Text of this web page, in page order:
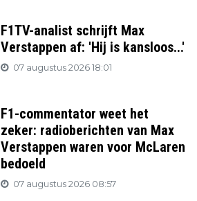
F1TV-analist schrijft Max
Verstappen af: 'Hij is kansloos...'
07 augustus 2026 18:01
F1-commentator weet het
zeker: radioberichten van Max
Verstappen waren voor McLaren
bedoeld
07 augustus 2026 08:57